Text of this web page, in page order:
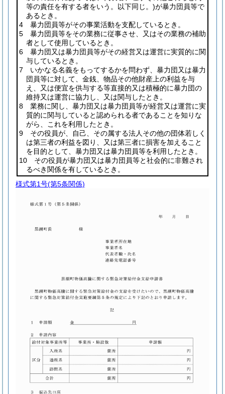
等の責任を有する者をいう。以下同じ。)が暴力団員等で
あるとき。
4 暴力団員等がその事業活動を支配しているとき。
5 暴力団員等をその業務に従事させ、又はその業務の補助
者として使用しているとき。
6 暴力団又は暴力団員等がその経営又は運営に実質的に関
与しているとき。
7 いかなる名義をもってするかを問わず、暴力団又は暴力
団員等に対して、金銭、物品その他財産上の利益を与
え、又は便宜を供与する等直接的又は積極的に暴力団の
維持又は運営に協力し、又は関与したとき。
8 業務に関し、暴力団又は暴力団員等が経営又は運営に実
質的に関与していると認められる者であることを知りな
がら、これを利用したとき。
9 その役員が、自己、その属する法人その他の団体若しく
は第三者の利益を図り、又は第三者に損害を加えること
を目的として、暴力団又は暴力団員等を利用したとき。
10 その役員が暴力団又は暴力団員等と社会的に非難され
るべき関係を有しているとき。
様式第1号(第5条関係)